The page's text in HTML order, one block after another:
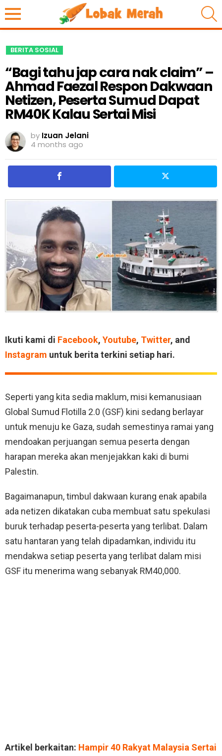
BERITA SOSIAL
“Bagi tahu jap cara nak claim” –
Ahmad Faezal Respon Dakwaan
Netizen, Peserta Sumud Dapat
RM40K Kalau Sertai Misi
by Izuan Jelani
4 months ago
Ikuti kami di Facebook, Youtube, Twitter, and
Instagram untuk berita terkini setiap hari.
Seperti yang kita sedia maklum, misi kemanusiaan
Global Sumud Flotilla 2.0 (GSF) kini sedang berlayar
untuk menuju ke Gaza, sudah semestinya ramai yang
mendoakan perjuangan semua peserta dengan
harapan mereka akan menjejakkan kaki di bumi
Palestin.
Bagaimanapun, timbul dakwaan kurang enak apabila
ada netizen dikatakan cuba membuat satu spekulasi
buruk terhadap peserta-peserta yang terlibat. Dalam
satu hantaran yang telah dipadamkan, individu itu
mendakwa setiap peserta yang terlibat dalam misi
GSF itu menerima wang sebanyak RM40,000.
Artikel berkaitan: Hampir 40 Rakyat Malaysia Sertai